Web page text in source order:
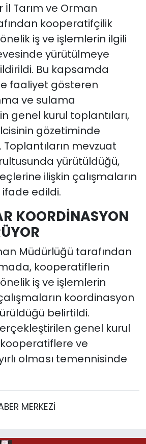
Tarım ve Orman
kooperatifçilik
iş ve işlemlerin ilgili
yürütülmeye
Bu kapsamda
faaliyet gösteren
ve sulama
genel kurul toplantıları,
gözetiminde
mevzuat
yürütüldüğü,
ilişkin çalışmaların
edildi.
KOORDİNASYON
Müdürlüğü tarafından
kooperatiflerin
iş ve işlemlerin
koordinasyon
belirtildi.
genel kurul
kooperatiflere ve
olması temennisinde
MERKEZİ